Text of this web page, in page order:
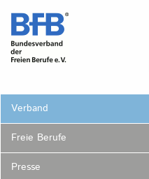
Skip
content
Verband
Freie Berufe
Presse